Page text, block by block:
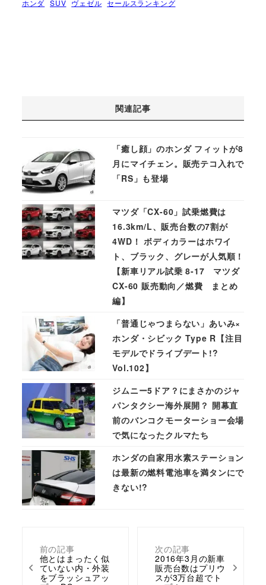
ホンダ SUV ヴェゼル セールスランキング
前の記事
他とはまったく似
ていない内・外装
をブラッシュアッ
次の記事
2016年3月の新車
販売台数はプリウ
スが3万台超でト
関連記事
「癒し顔」のホンダ フィットが8
月にマイチェン。販売テコ入れで
「RS」も登場
マツダ「CX-60」試乗燃費は
16.3km/L、販売台数の7割が
4WD！ ボディカラーはホワイ
ト、ブラック、グレーが人気順！
【新車リアル試乗 8-17 マツダ
CX-60 販売動向／燃費 まとめ
編】
「普通じゃつまらない」あいみ×
ホンダ・シビック Type R【注目
モデルでドライブデート!?
Vol.102】
ジムニー5ドア？にまさかのジャ
パンタクシー海外展開？ 開幕直
前のバンコクモーターショー会場
で気になったクルマたち
ホンダの自家用水素ステーション
は最新の燃料電池車を満タンにで
きない!?